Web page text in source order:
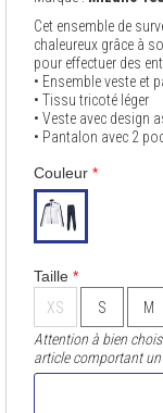
Cet ensemble de
chaleureux grâce à
pour effectuer des
• Ensemble veste et
• Tissu tricoté léger
• Veste avec design
• Pantalon avec 2
Couleur*
Taille *
XS
S M
Attention à bien
article comportant